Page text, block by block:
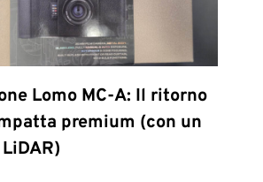
Lomo MC-A: Il ritorno
premium (con un